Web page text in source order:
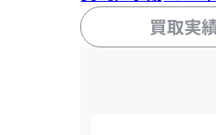
買取実